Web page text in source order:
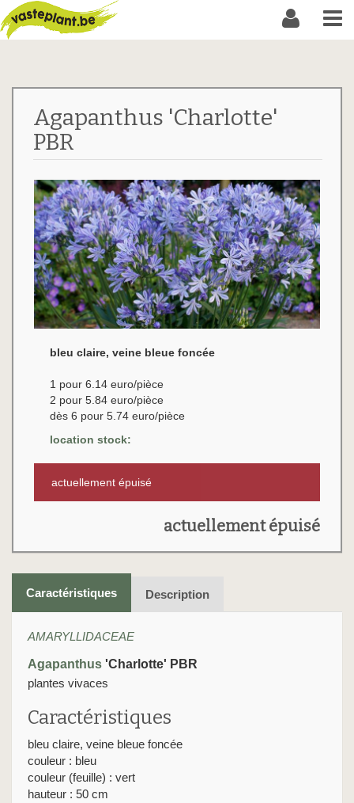
Agapanthus 'Charlotte'
PBR
bleu claire, veine bleue foncée
1 pour 6.14 euro/pièce
2 pour 5.84 euro/pièce
dès 6 pour 5.74 euro/pièce
location stock:
actuellement épuisé
actuellement épuisé
Caractéristiques Description
AMARYLLIDACEAE
Agapanthus 'Charlotte' PBR
plantes vivaces
Caractéristiques
bleu claire, veine bleue foncée
couleur : bleu
couleur (feuille) : vert
hauteur : 50 cm